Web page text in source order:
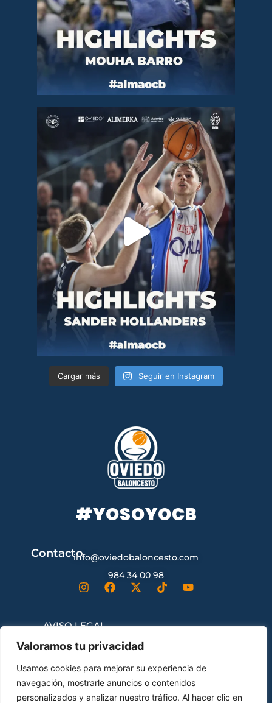
Valoramos tu privacidad
Usamos cookies para mejorar su experiencia de
navegación, mostrarle anuncios o contenidos
personalizados y analizar nuestro tráfico. Al hacer clic en
Cargar más Seguir en Instagram
#YOSOYOCB
Contactoinfo@oviedobaloncesto.com
984 34 00 98
AVISO LEGAL
CONTRATACIÓN